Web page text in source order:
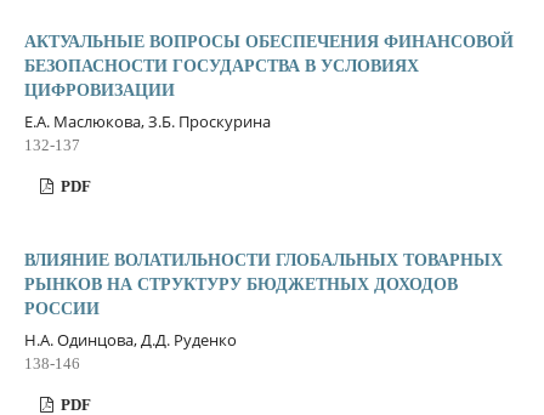
АКТУАЛЬНЫЕ ВОПРОСЫ ОБЕСПЕЧЕНИЯ ФИНАНСОВОЙ
БЕЗОПАСНОСТИ ГОСУДАРСТВА В УСЛОВИЯХ
ЦИФРОВИЗАЦИИ
Е.А. Маслюкова, З.Б. Проскурина
132-137
PDF
ВЛИЯНИЕ ВОЛАТИЛЬНОСТИ ГЛОБАЛЬНЫХ ТОВАРНЫХ
РЫНКОВ НА СТРУКТУРУ БЮДЖЕТНЫХ ДОХОДОВ
РОССИИ
Н.А. Одинцова, Д.Д. Руденко
138-146
PDF